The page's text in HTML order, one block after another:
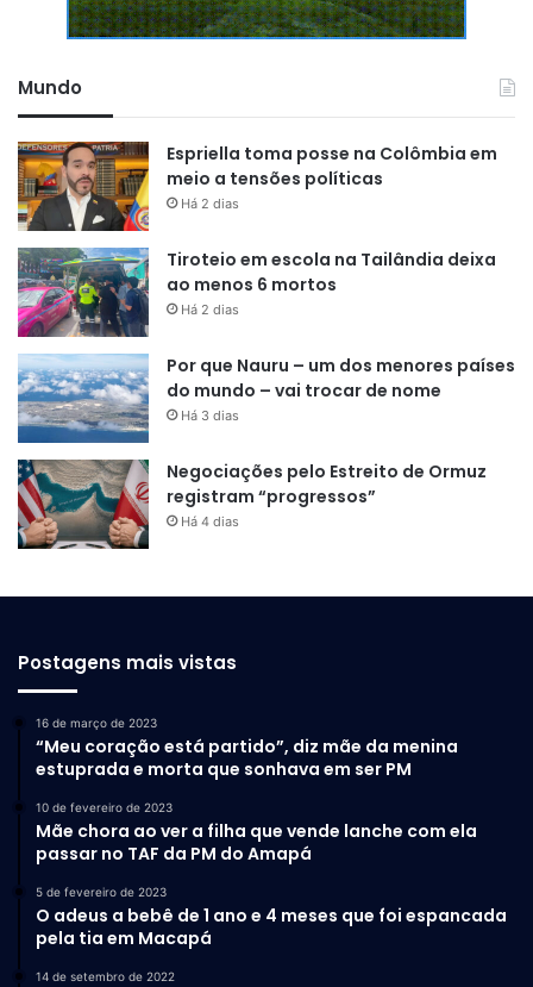
Mundo
Espriella toma posse na Colômbia em
meio a tensões políticas
Há 2 dias
Tiroteio em escola na Tailândia deixa
ao menos 6 mortos
Há 2 dias
Por que Nauru – um dos menores países
do mundo – vai trocar de nome
Há 3 dias
Negociações pelo Estreito de Ormuz
registram “progressos”
Há 4 dias
Postagens mais vistas
16 de março de 2023
“Meu coração está partido”, diz mãe da menina
estuprada e morta que sonhava em ser PM
10 de fevereiro de 2023
Mãe chora ao ver a filha que vende lanche com ela
passar no TAF da PM do Amapá
5 de fevereiro de 2023
O adeus a bebê de 1 ano e 4 meses que foi espancada
pela tia em Macapá
14 de setembro de 2022